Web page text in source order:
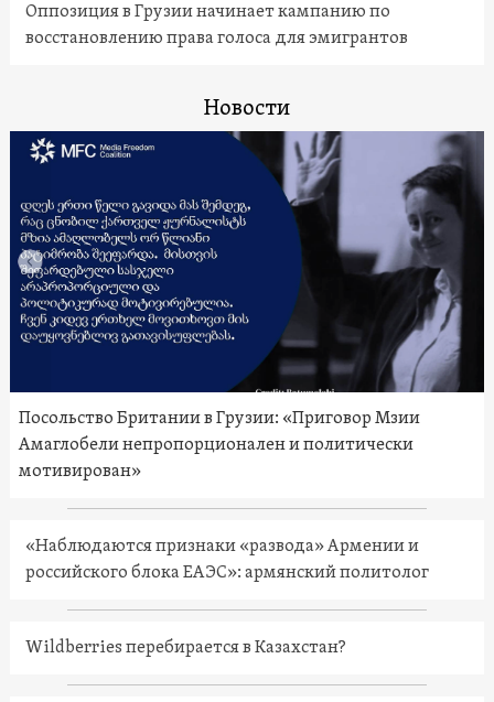
Оппозиция в Грузии начинает кампанию по
восстановлению права голоса для эмигрантов
Новости
Посольство Британии в Грузии: «Приговор Мзии
Амаглобели непропорционален и политически
мотивирован»
«Наблюдаются признаки «развода» Армении и
российского блока ЕАЭС»: армянский политолог
Wildberries перебирается в Казахстан?